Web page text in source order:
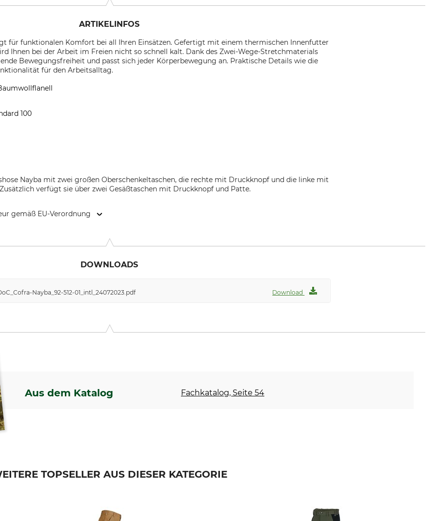
ARTIKELINFOS
für funktionalen Komfort bei all Ihren Einsätzen. Gefertigt mit einem thermischen Innenfutter
Ihnen bei der Arbeit im Freien nicht so schnell kalt. Dank des Zwei-Wege-Stretchmaterials
Bewegungsfreiheit und passt sich jeder Körperbewegung an. Praktische Details wie die
für den Arbeitsalltag.
100
Nayba mit zwei großen Oberschenkeltaschen, die rechte mit Druckknopf und die linke mit
verfügt sie über zwei Gesäßtaschen mit Druckknopf und Patte.
gemäß EU-Verordnung
DOWNLOADS
Nayba_92-512-01_intl_24072023.pdf Download
Aus dem Katalog Fachkatalog, Seite 54
TOPSELLER AUS DIESER KATEGORIE